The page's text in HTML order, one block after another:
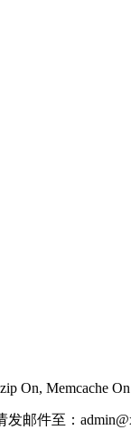
On, Memcache
邮件至：